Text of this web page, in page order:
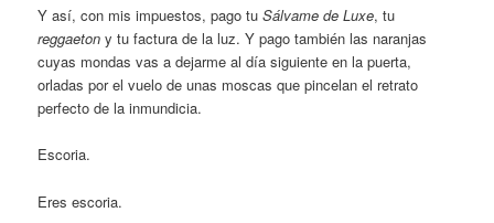
Y así, con mis impuestos, pago tuSálvame de Luxe, tu
reggaeton y tu factura de la luz. Y pago también las naranjas
cuyas mondas vas a dejarme al día siguiente en la puerta,
orladas por el vuelo de unas moscas que pincelan el retrato
perfecto de la inmundicia.
Escoria.
Eres escoria.